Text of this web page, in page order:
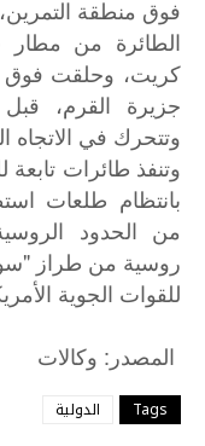
الطائرة من مطار
كريت، وحلقت فوق
جزيرة القرم،
وتتحرك في الاتجاه
وتنفذ طائرات تابعة
بانتظام طلعات
من الحدود
للقوات الجوية
المصدر : وكالات
Tags الدولية